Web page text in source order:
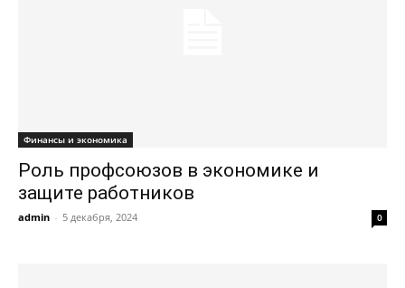
Финансы и экономика
Роль профсоюзов в экономике и
защите работников
admin - 5 декабря, 2024 0